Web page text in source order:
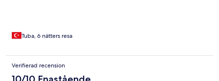
çalışanlara teşekkür ederim. Gönül rahatlığıyla tavsiye
Tuba, 6 nätters resa
Verifierad recension